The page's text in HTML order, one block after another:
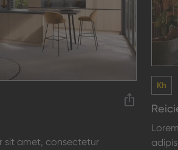
sit amet, consectetur
Kh